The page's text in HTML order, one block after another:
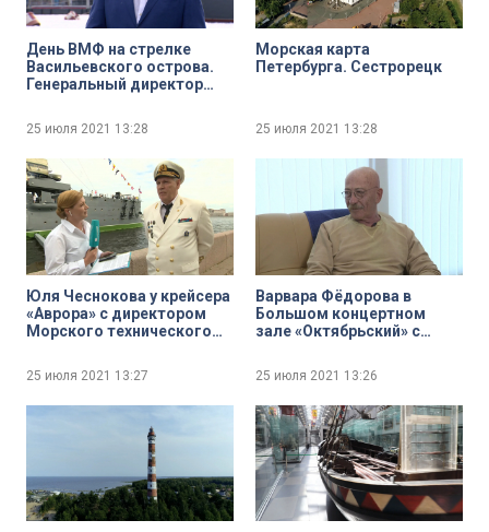
День ВМФ на стрелке
Васильевского острова.
Генеральный директор
завода «Северная верфь»
Игорь Орлов
25 июля 2021 13:28
Морская карта
Петербурга. Сестрорецк
25 июля 2021 13:28
Юля Чеснокова у крейсера
«Аврора» с директором
Морского технического
Виктором Никитиным
25 июля 2021 13:27
Варвара Фёдорова в
Большом концертном
зале «Октябрьский» с
Розенбаумом
25 июля 2021 13:26